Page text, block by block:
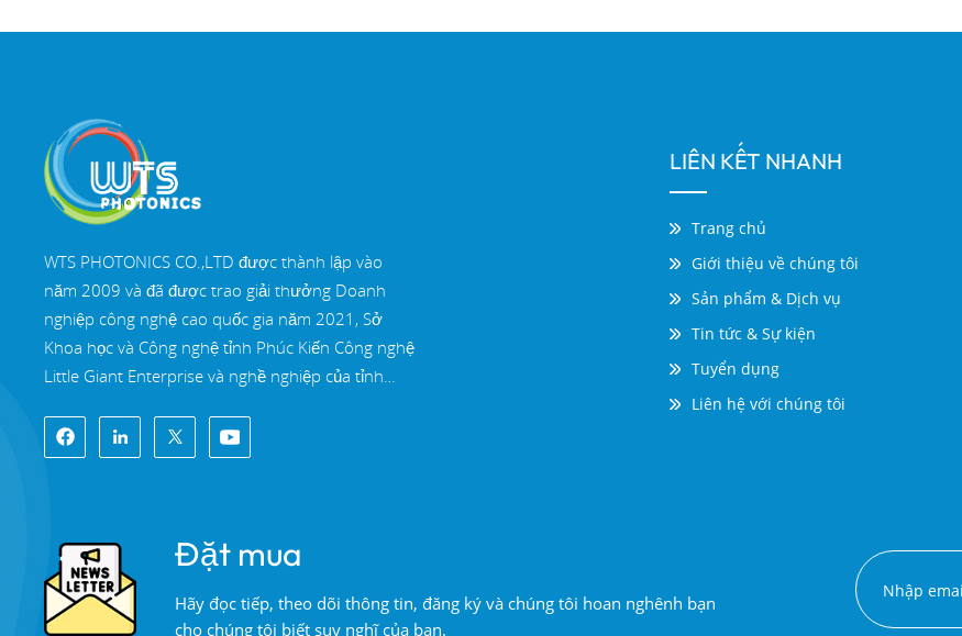
WTS PHOTONICS CO.,LTD được thành lập vào
năm 2009 và đã được trao giải thưởng Doanh
nghiệp công nghệ cao quốc gia năm 2021, Sở
Khoa học và Công nghệ tỉnh Phúc Kiến Công nghệ
Little Giant Enterprise và nghề nghiệp của tỉnh
hóa-đổi mới vào năm 2022. WTS định vị tại Thành
phố ven biển Đông Nam xinh đẹp, Phúc Châu,
chuẩn, một nhóm của đội ngũ kỹ thuật lành nghề
và một hệ thống xử lý quang học hoàn chỉnh, hệ
thống sơn phủ, hệ thống lắp ráp và hệ thống kiểm
LIÊN KẾT NHANH
Trang chủ
Giới thiệu về chúng tôi
Sản phẩm & Dịch vụ
Tin tức & Sự kiện
Tuyển dụng
Liên hệ với chúng tôi
Đặt mua
Hãy đọc tiếp, theo dõi thông tin, đăng ký và chúng tôi hoan nghênh bạn
cho chúng tôi biết suy nghĩ của bạn.